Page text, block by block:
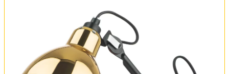
Вся коллекция
Оплата и доставка
Обмен и возврат